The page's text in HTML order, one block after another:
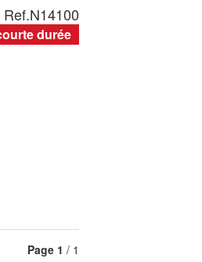
Ref.N14100
durée
Page 1 / 1